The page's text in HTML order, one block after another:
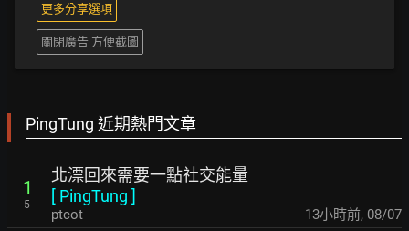
更多分享選項
關閉廣告 方便截圖
PingTung 近期熱門文章
1
5
北漂回來需要一點社交能量
[ PingTung ]
ptcot 13小時前, 08/07